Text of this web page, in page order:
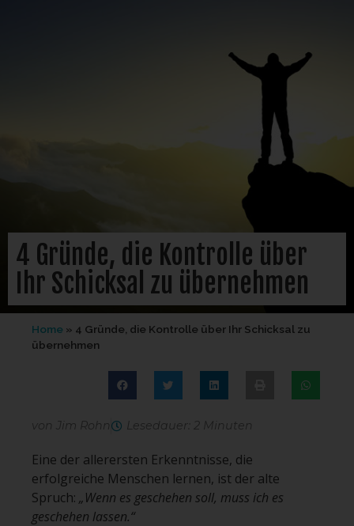
4 Gründe, die Kontrolle über
Ihr Schicksal zu übernehmen
Home » 4 Gründe, die Kontrolle über Ihr Schicksal zu
übernehmen
von Jim Rohn Lesedauer: 2 Minuten
Eine der allerersten Erkenntnisse, die
erfolgreiche Menschen lernen, ist der alte
Spruch: „Wenn es geschehen soll, muss ich es
geschehen lassen.“